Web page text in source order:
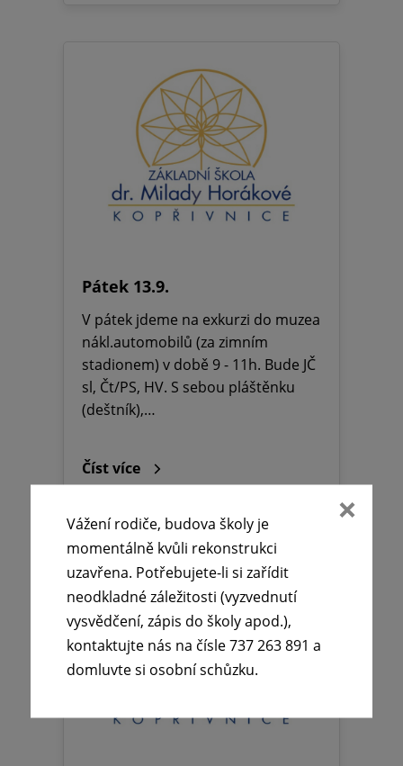
Pátek 13.9.
V pátek jdeme na exkurzi do muzea
nákl.automobilů (za zimním
stadionem) v době 9 - 11h. Bude JČ
sl, Čt/PS, HV. S sebou pláštěnku
(deštník),…
Číst více
Vážení rodiče, budova školy je
momentálně kvůli rekonstrukci
uzavřena. Potřebujete-li si zařídit
neodkladné záležitosti (vyzvednutí
vysvědčení, zápis do školy apod.),
kontaktujte nás na čísle 737 263 891 a
domluvte si osobní schůzku.